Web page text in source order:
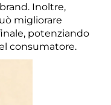
Inoltre,
migliorare
potenziando
consumatore.